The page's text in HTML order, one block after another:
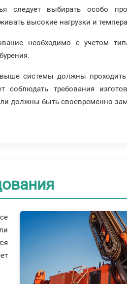
следует выбирать особо
высокие нагрузки и
необходимо с учетом
системы должны проходить
соблюдать требования
должны быть своевременно